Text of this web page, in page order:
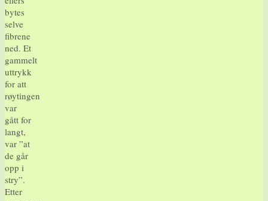
bytes
selve
fibrene
ned. Et
gammelt
uttrykk
for att
røytingen
var
gått for
langt,
var ”at
de går
opp i
stry”.
Etter